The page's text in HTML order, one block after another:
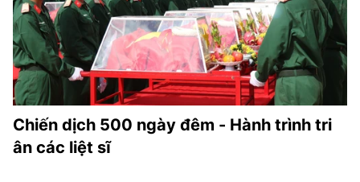
Chiến dịch 500 ngày đêm - Hành trình tri
ân các liệt sĩ